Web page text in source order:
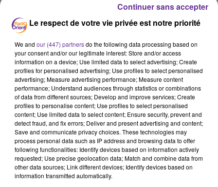
Egypte
28 juin 2022 - 17 min 39 sec
LE JOURNAL EN LANGUE ARABE DU SOIR DU
28/06/22
LB
JOURNAL EN LANGUE ARABE
عناوين النشرة
الرئيس المصري في زيارة رسمية لسلطنة عمان والبحرين
رئيس الحكومة اللبنانية المكلف : ستشكل حكومة تستكمل
Le respect de votre vie privée est notre priorité
We and our (447) partnersdo the following data processing based on
your consent and/or our legitimate interest: Store and/or access
information on a device; Use limited data to select advertising; Create
profiles for personalised advertising; Use profiles to select personalised
advertising; Measure advertising performance; Measure content
performance; Understand audiences through statistics or combinations
of data from different sources; Develop and improve services; Create
profiles to personalise content; Use profiles to select personalised
content; Use limited data to select content; Ensure security, prevent and
detect fraud, and fix errors; Deliver and present advertising and content;
Save and communicate privacy choices. These technologies may
process personal data such as IP address and browsing data to offer
following functionalities: Identify devices based on information actively
requested; Use precise geolocation data; Match and combine data from
other data sources; Link different devices; Identify devices based on
information transmitted automatically.
Continuer sans accepter